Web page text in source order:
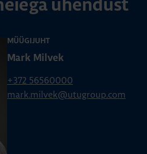
ühendust
MÜÜGIJUHT
Mark Milvek
+372 56560000
mark.milvek@utugroup.com